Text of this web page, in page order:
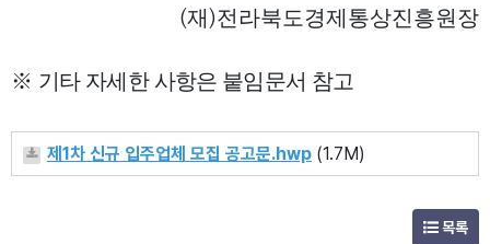
(재 )전라북도경제통상진흥원장
※ 기타 자세한 사항은 붙임문서 참고
제1차 신규 입주업체 모집 공고문.hwp (1.7M)
목록